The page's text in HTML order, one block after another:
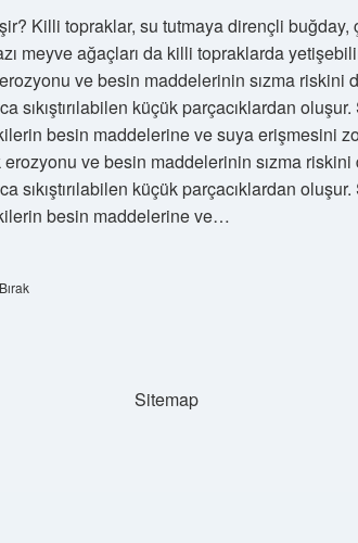
Killi topraklar, su tutmaya dirençli buğday,
meyve ağaçları da killi topraklarda
ve besin maddelerinin sızma riskini
küçük parçacıklardan oluşur.
besin maddelerine ve suya erişmesini
ve besin maddelerinin sızma riskini
küçük parçacıklardan oluşur.
besin maddelerine ve…
Sitemap